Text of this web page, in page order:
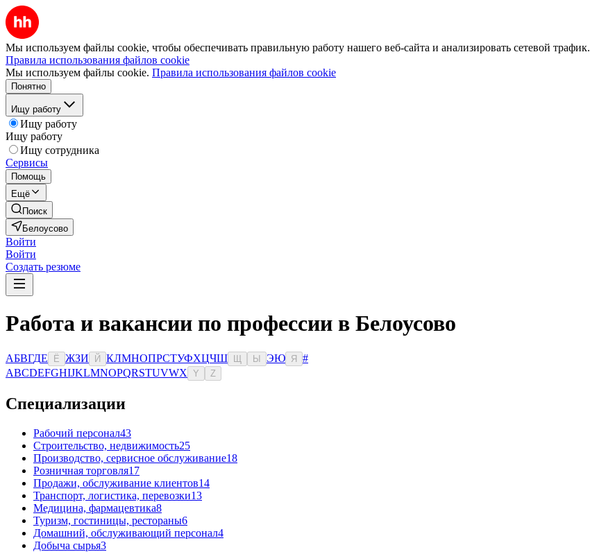
Мы используем файлы cookie, чтобы обеспечивать правильную работу нашего веб-сайта и анализировать сетевой трафик.
Правила использования файлов cookie
Мы используем файлы cookie. Правила использования файлов cookie
Понятно
Ищу работу
Ищу работу
Ищу работу
Ищу сотрудника
Сервисы
Помощь
Ещё
Поиск
Белоусово
Войти
Войти
Создать резюме
Работа и вакансии по профессии в Белоусово
АБВГДЕ Ё ЖЗИ Й КЛМНОПРСТУФХЦЧШ Ы ЭЮ Я
#
ABCDEFGHIJKLMNOPQRSTUVWX Y Z
Специализации
Рабочий персонал43
Строительство, недвижимость25
Производство, сервисное обслуживание18
Розничная торговля17
Продажи, обслуживание клиентов14
Транспорт, логистика, перевозки13
Медицина, фармацевтика8
Туризм, гостиницы, рестораны6
Домашний, обслуживающий персонал4
Добыча сырья3